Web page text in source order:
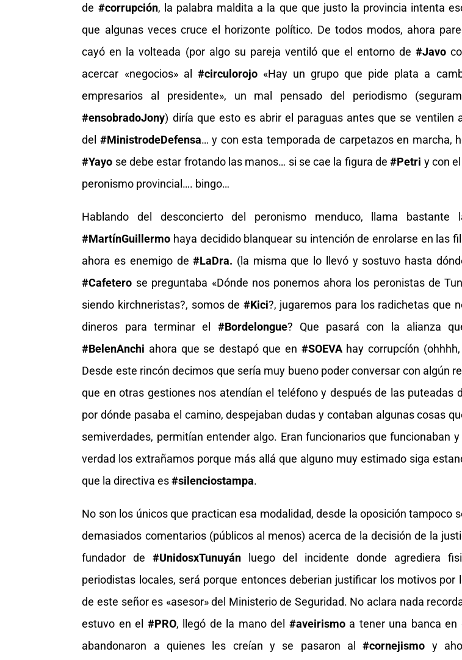
de #corrupción, la palabra maldita a la que que justo la provincia intenta
que algunas veces cruce el horizonte político. De todos modos, ahora
cayó en la volteada (por algo su pareja ventiló que el entorno de #Javo
acercar «negocios» al #circulorojo«Hay un grupo que pide plata a
empresarios al presidente», un mal pensado del periodismo
#ensobradoJony) diría que esto es abrir el paraguas antes que se ventilen
del #MinistrodeDefensa… y con esta temporada de carpetazos en marcha,
#Yayo se debe estar frotando las manos… si se cae la figura de#Petri y con
peronismo provincial…. bingo…
Hablando del desconcierto del peronismo menduco, llama bastante
#MartínGuillermo haya decidido blanquear su intención de enrolarse en las
ahora es enemigo de#LaDra. (la misma que lo llevó y sostuvo hasta
#Cafetero se preguntaba «Dónde nos ponemos ahora los peronistas de
siendo kirchneristas?, somos de #Kici?, jugaremos para los radichetas que
dineros para terminar el #Bordelongue? Que pasará con la alianza
#BelenAnchi ahora que se destapó que en #SOEVAhay corrupcíón
Desde este rincón decimos que sería muy bueno poder conversar con algún
que en otras gestiones nos atendían el teléfono y después de las puteadas
por dónde pasaba el camino, despejaban dudas y contaban algunas cosas
semiverdades, permitían entender algo. Eran funcionarios que funcionaban
verdad los extrañamos porque más allá que alguno muy estimado siga
que la directiva es#silenciostampa.
No son los únicos que practican esa modalidad, desde la oposición tampoco
demasiados comentarios (públicos al menos) acerca de la decisión de la
fundador de #UnidosxTunuyán luego del incidente donde agrediera
periodistas locales, será porque entonces deberian justificar los motivos por
de este señor es «asesor» del Ministerio de Seguridad. No aclara nada
estuvo en el #PRO, llegó de la mano del #aveirismoa tener una banca en
abandonaron a quienes les creían y se pasaron al#cornejismo y